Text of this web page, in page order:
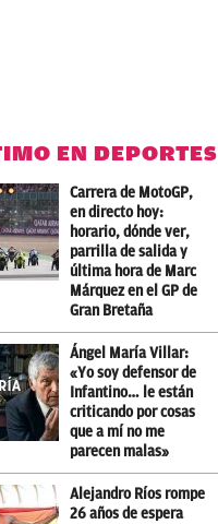
EN DEPORTES
Carrera de MotoGP,
en directo hoy:
horario, dónde ver,
parrilla de salida y
última hora de Marc
Márquez en el GP de
Gran Bretaña
Ángel María Villar:
«Yo soy defensor de
Infantino… le están
criticando por cosas
que a mí no me
parecen malas»
Alejandro Ríos rompe
26 años de espera